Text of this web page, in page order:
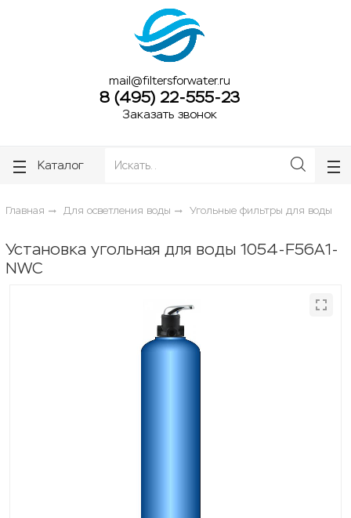
mail@filtersforwater.ru
8 (495) 22-555-23
Заказать звонок
Каталог
Главная Для осветления воды Угольные фильтры для воды
Установка угольная для воды 1054-F56A1-
NWC